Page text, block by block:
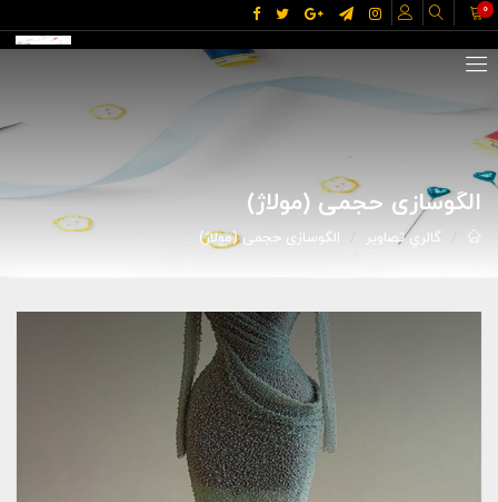
0
الگوسازی حجمی (مولاژ)
گالري تصاوير الگوسازی حجمی (مولاژ)